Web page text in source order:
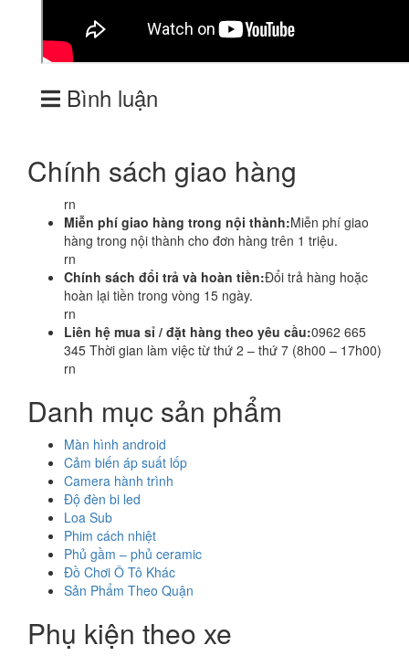
Bình luận
Chính sách giao hàng
rn
Miễn phí giao hàng trong nội thành:Miễn phí giao
hàng trong nội thành cho đơn hàng trên 1 triệu.
rn
Chính sách đổi trả và hoàn tiền:Đổi trả hàng hoặc
hoàn lại tiền trong vòng 15 ngày.
rn
Liên hệ mua sỉ / đặt hàng theo yêu cầu:0962 665
345 Thời gian làm việc từ thứ 2 – thứ 7 (8h00 – 17h00)
rn
Danh mục sản phẩm
Màn hình android
Cảm biến áp suất lốp
Camera hành trình
Độ đèn bi led
Loa Sub
Phim cách nhiệt
Phủ gầm – phủ ceramic
Đồ Chơi Ô Tô Khác
Sản Phẩm Theo Quận
Phụ kiện theo xe